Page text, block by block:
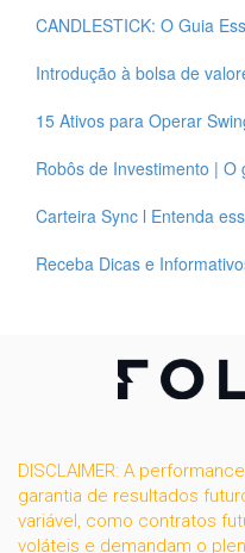
CANDLESTICK: O Guia
Introdução à bolsa de
15 Ativos para Operar
Robôs de Investimento | O
Carteira Sync l Entenda
Receba Dicas e
DISCLAIMER: A
garantia de resultados futuros. Investimentos em
variável, como contratos
voláteis e demandam o pleno entendimento dos riscos por